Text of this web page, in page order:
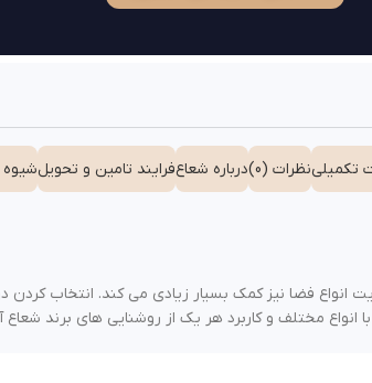
تکمیلینظرات (0) درباره شعاعفرایند تامین و تحویلشیوه
انواع فضا نیز کمک بسیار زیادی می کند. انتخاب
انواع مختلف و کاربرد هر یک از روشنایی های برند